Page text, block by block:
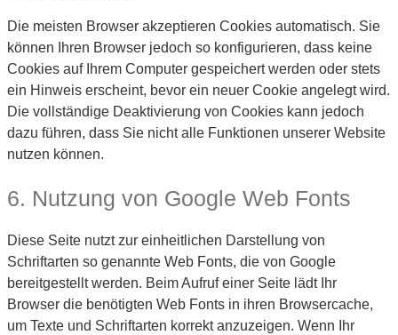
Die meisten Browser akzeptieren Cookies automatisch. Sie
können Ihren Browser jedoch so konfigurieren, dass keine
Cookies auf Ihrem Computer gespeichert werden oder stets
ein Hinweis erscheint, bevor ein neuer Cookie angelegt wird.
Die vollständige Deaktivierung von Cookies kann jedoch
dazu führen, dass Sie nicht alle Funktionen unserer Website
nutzen können.
6. Nutzung von Google Web Fonts
Diese Seite nutzt zur einheitlichen Darstellung von
Schriftarten so genannte Web Fonts, die von Google
bereitgestellt werden. Beim Aufruf einer Seite lädt Ihr
Browser die benötigten Web Fonts in ihren Browsercache,
um Texte und Schriftarten korrekt anzuzeigen. Wenn Ihr